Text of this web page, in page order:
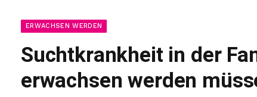
ERWACHSEN WERDEN
Suchtkrankheit in der
erwachsen werden